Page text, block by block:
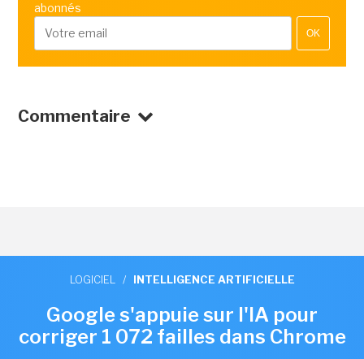
abonnés
OK
Commentaire
LOGICIEL / INTELLIGENCE ARTIFICIELLE
Google s'appuie sur l'IA pour
corriger 1 072 failles dans Chrome